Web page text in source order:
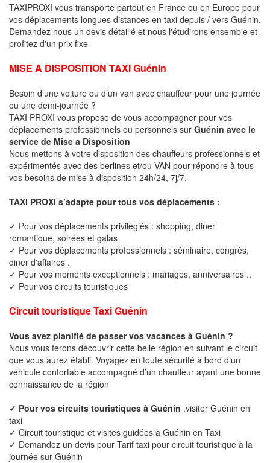
TAXIPROXI vous transporte partout en France ou en Europe pour
vos déplacements longues distances en taxi depuis / vers Guénin.
Demandez nous un devis détaillé et nous l'étudirons ensemble et
profitez d'un prix fixe
MISE A DISPOSITION TAXI Guénin
Besoin d’une voiture ou d’un van avec chauffeur pour une journée
ou une demi-journée ?
TAXI PROXI vous propose de vous accompagner pour vos
déplacements professionnels ou personnels sur Guénin avec le
service de Mise a Disposition
Nous mettons à votre disposition des chauffeurs professionnels et
expérimentés avec des berlines et/ou VAN pour répondre à tous
vos besoins de mise à disposition 24h/24, 7j/7.
TAXI PROXI s’adapte pour tous vos déplacements :
✓ Pour vos déplacements privilégiés : shopping, diner
romantique, soirées et galas
✓ Pour vos déplacements professionnels : séminaire, congrès,
diner d'affaires .
✓ Pour vos moments exceptionnels : mariages, anniversaires ..
✓ Pour vos circuits touristiques
Circuit touristique Taxi Guénin
Vous avez planifié de passer vos vacances à Guénin ?
Nous vous ferons découvrir cette belle région en suivant le circuit
que vous aurez établi. Voyagez en toute sécurité à bord d’un
véhicule confortable accompagné d’un chauffeur ayant une bonne
connaissance de la région
✓ Pour vos circuits touristiques à Guénin .visiter Guénin en
taxi
✓ Circuit touristique et visites guidées à Guénin en Taxi
✓ Demandez un devis pour Tarif taxi pour circuit touristique à la
journée sur Guénin